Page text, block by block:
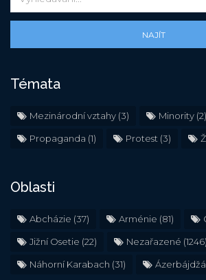
NAJÍT
Témata
Mezinárodní vztahy (3) Minority (2)
Propaganda (1) Protest (3)
Oblasti
Abcházie (37) Arménie (81)
Jižní Osetie (22) Nezařazené (1246)
Náhorní Karabach (31)